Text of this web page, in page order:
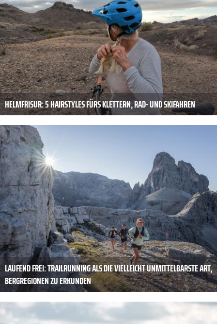
HELMFRISUR: 5 HAIRSTYLES FÜRS KLETTERN, RAD- UND SKIFAHREN
LAUFEND FREI: TRAILRUNNING ALS DIE VIELLEICHT UNMITTELBARSTE ART,
BERGREGIONEN ZU ERKUNDEN